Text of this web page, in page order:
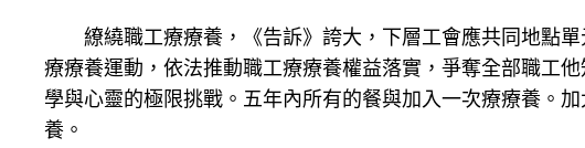
繚繞職工療療養，《告訴》誇大，下層工會應共同地點
療療養運動，依法推動職工療療養權益落實，爭奪全部職工他
學與心靈的極限挑戰。五年內所有的餐與加入一次療療養。
養。